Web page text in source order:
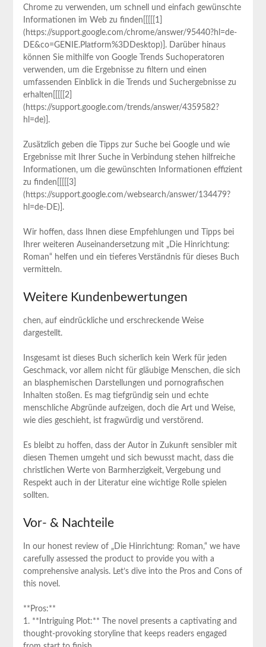
Chrome zu verwenden, ⁤um schnell und einfach gewünschte
Informationen im Web zu finden[[[[[1]
(https://support.google.com/chrome/answer/95440?hl=de-
DE&co=GENIE.Platform%3DDesktop)]. Darüber hinaus
können Sie mithilfe von Google Trends Suchoperatoren
verwenden, um die Ergebnisse zu filtern und einen
umfassenden Einblick in die Trends und ⁤Suchergebnisse⁤ zu‌
erhalten[[[[[2]
(https://support.google.com/trends/answer/4359582?
hl=de)].
Zusätzlich geben die Tipps zur Suche bei Google ‌und wie⁣
Ergebnisse mit ⁤Ihrer Suche in Verbindung stehen hilfreiche
Informationen, um die ‍gewünschten Informationen effizient
zu finden[[[[[3]
(https://support.google.com/websearch/answer/134479?
hl=de-DE)].
Wir hoffen, dass Ihnen diese Empfehlungen‍ und Tipps bei
Ihrer weiteren Auseinandersetzung mit „Die Hinrichtung:
Roman“ helfen und ⁤ein‍ tieferes Verständnis ⁢für dieses Buch
vermitteln.
Weitere Kundenbewertungen
chen, auf ⁤eindrückliche und erschreckende Weise
dargestellt.
Insgesamt⁣ ist dieses Buch sicherlich kein Werk für jeden
‌Geschmack, ​vor allem nicht für ‍gläubige ⁣Menschen, die sich
an blasphemischen‌ Darstellungen und pornografischen
Inhalten stoßen. Es mag‍ tiefgründig sein und echte
menschliche Abgründe aufzeigen, doch die ⁤Art und Weise,
wie dies geschieht, ist fragwürdig und verstörend.
Es bleibt zu hoffen, dass der Autor in Zukunft sensibler mit
diesen Themen ‍umgeht und sich‍ bewusst macht, dass die
christlichen Werte von Barmherzigkeit, Vergebung und
‌Respekt auch in der Literatur eine wichtige Rolle⁢ spielen
sollten.
Vor- & Nachteile
In our honest ⁣review of „Die ⁤Hinrichtung: Roman,“ we have
carefully assessed the product to provide​ you with a
comprehensive analysis. Let’s dive ‌into the Pros and Cons of
this ‍novel.
**Pros:**
1. **Intriguing Plot:** The novel presents a captivating and
thought-provoking storyline that keeps‍ readers engaged